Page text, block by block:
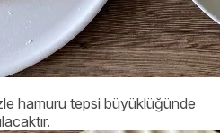
hamuru tepsi büyüklüğünde